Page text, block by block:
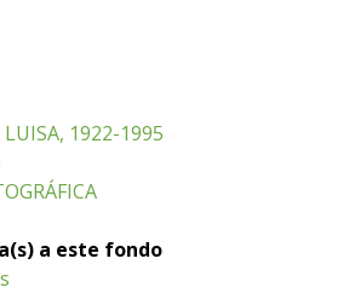
1922-1995
a este fondo